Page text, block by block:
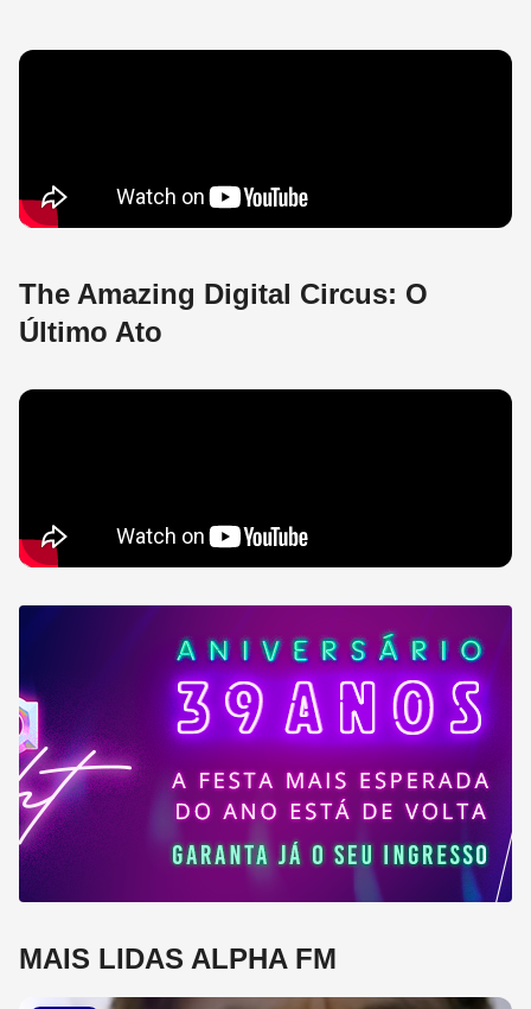
The Amazing Digital Circus: O
Último Ato
MAIS LIDAS ALPHA FM